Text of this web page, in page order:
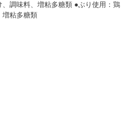
調味料、増粘多糖類 ●ぶり使用：鶏
増粘多糖類